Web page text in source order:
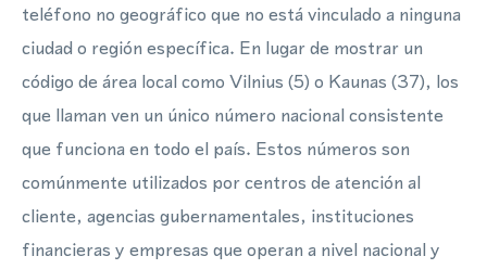
teléfono no geográfico que no está vinculado a ninguna
ciudad o región específica. En lugar de mostrar un
código de área local como Vilnius (5) o Kaunas (37), los
que llaman ven un único número nacional consistente
que funciona en todo el país. Estos números son
comúnmente utilizados por centros de atención al
cliente, agencias gubernamentales, instituciones
financieras y empresas que operan a nivel nacional y